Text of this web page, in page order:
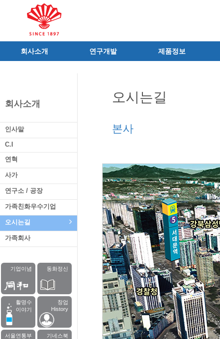
회사소개
사가
연구소/공장
가족친화우수기업
오시는길
연구개발
조직 및 업무
주요 연구과제
기술혁신 네트워크
제품정보
전문의약품
건강기능식품
식품ㆍ음료
공산품ㆍ기타
회사소개
인사말
C.I
연혁
사가
연구소 / 공장
가족친화우수기업
오시는길
가족회사
기업이념 동화정신
활명수
이야기
창업
History
서울연통부
기네스북
오시는길
본사